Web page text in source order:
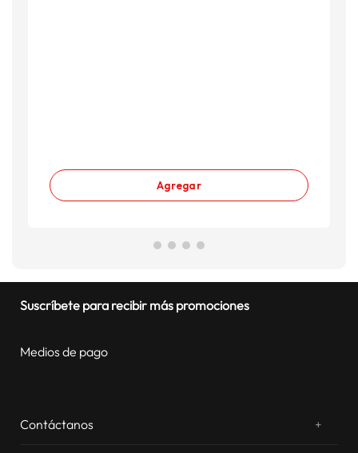
Agregar
Suscríbete para recibir más promociones
Medios de pago
Contáctanos +